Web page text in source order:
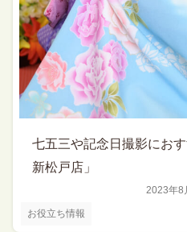
お役立ち情報
2023年8
七五三や記念日撮影にお
新松戸店」